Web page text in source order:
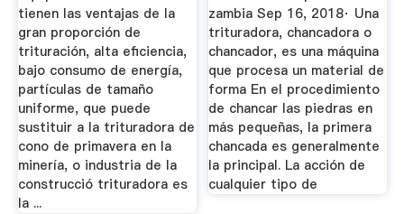
tienen las ventajas de la
gran proporción de
trituración, alta eficiencia,
bajo consumo de energía,
partículas de tamaño
uniforme, que puede
sustituir a la trituradora de
cono de primavera en la
minería, o industria de la
construcció trituradora es
la ...
zambia Sep 16, 2018· Una
trituradora, chancadora o
chancador, es una máquina
que procesa un material de
forma En el procedimiento
de chancar las piedras en
más pequeñas, la primera
chancada es generalmente
la principal. La acción de
cualquier tipo de